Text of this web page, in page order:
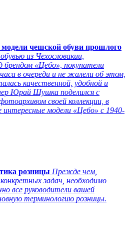
чешской обуви прошлого
из Чехословакии,
брендом «Цебо», покупатели
в очереди и не жалели об этом,
качественной, удобной и
Юрай Шушка поделился с
своей коллекции, в
модели «Цебо» с 1940-
розницы Прежде чем,
задач, необходимо
все руководители вашей
терминологию розницы.